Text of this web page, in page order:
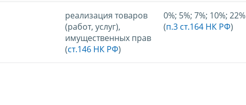
реализация товаров
(работ, услуг),
имущественных прав
(ст.146 НК РФ)
0%; 5%; 7%; 10%; 22%
(п.3 ст.164 НК РФ)